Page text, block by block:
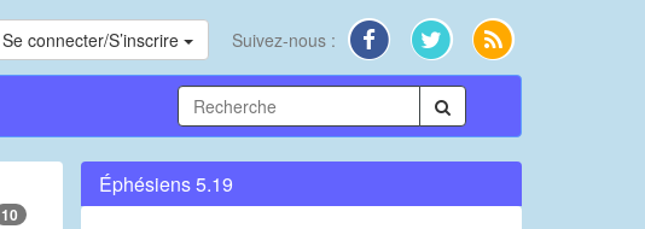
Se connecter/S’inscrire Suivez-nous :
10
Éphésiens 5.19